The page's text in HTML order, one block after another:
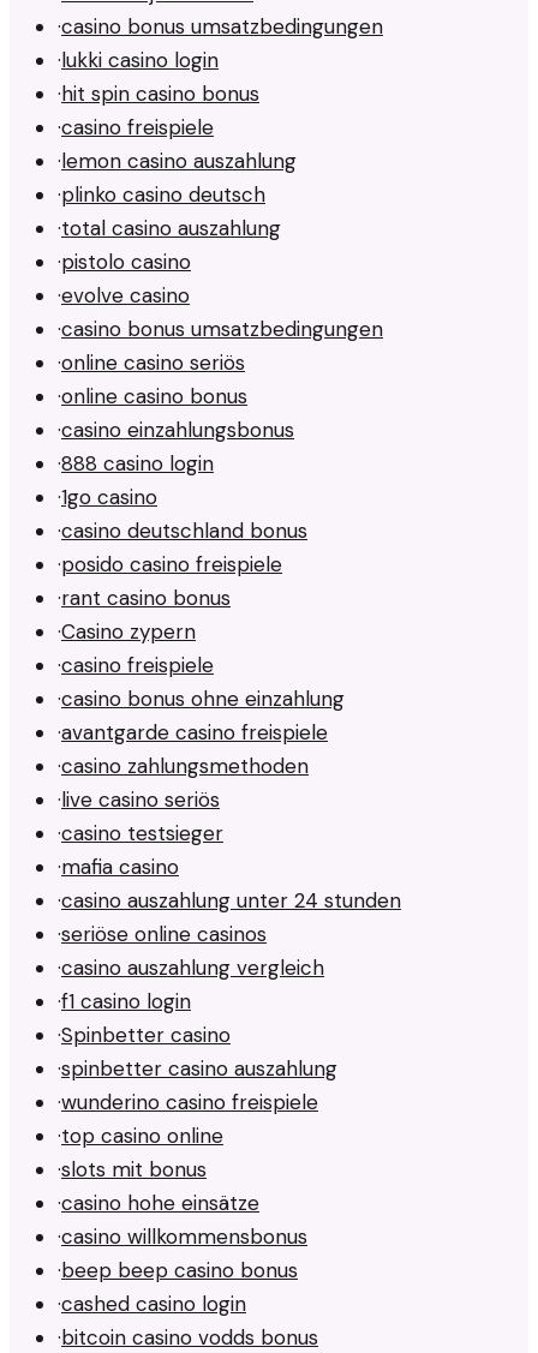
·casino bonus umsatzbedingungen
·lukki casino login
·hit spin casino bonus
·casino freispiele
·lemon casino auszahlung
·plinko casino deutsch
·total casino auszahlung
·pistolo casino
·evolve casino
·casino bonus umsatzbedingungen
·online casino seriös
·online casino bonus
·casino einzahlungsbonus
·888 casino login
·1go casino
·casino deutschland bonus
·posido casino freispiele
·rant casino bonus
·Casino zypern
·casino freispiele
·casino bonus ohne einzahlung
·avantgarde casino freispiele
·casino zahlungsmethoden
·live casino seriös
·casino testsieger
·mafia casino
·casino auszahlung unter 24 stunden
·seriöse online casinos
·casino auszahlung vergleich
·f1 casino login
·Spinbetter casino
·spinbetter casino auszahlung
·wunderino casino freispiele
·top casino online
·slots mit bonus
·casino hohe einsätze
·casino willkommensbonus
·beep beep casino bonus
·cashed casino login
·bitcoin casino vodds bonus